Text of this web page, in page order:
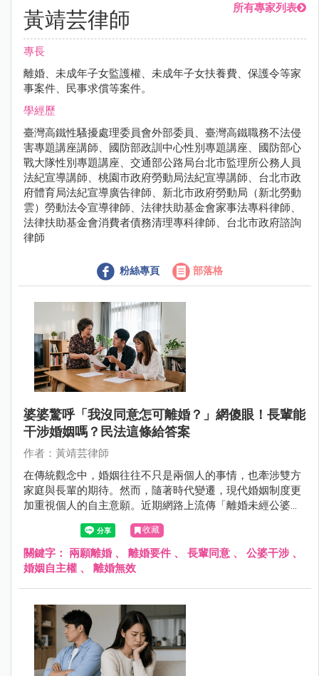
所有專家列表
黃靖芸律師
專長
離婚、未成年子女監護權、未成年子女扶養費、保護令等家
事案件、民事求償等案件。
學經歷
臺灣高鐵性騷擾處理委員會外部委員、臺灣高鐵職務不法侵
害專題講座講師、國防部政訓中心性別專題講座、國防部心
戰大隊性別專題講座、交通部公路局台北市監理所公務人員
法紀宣導講師、桃園市政府勞動局法紀宣導講師、台北市政
府體育局法紀宣導廣告律師、新北市政府勞動局（新北勞動
雲）勞動法令宣導律師、法律扶助基金會家事法專科律師、
法律扶助基金會消費者債務清理專科律師、台北市政府諮詢
律師
粉絲專頁 部落格
婆婆驚呼「我沒同意怎可離婚？」網傻眼！長輩能
干涉婚姻嗎？民法這條給答案
作者：黃靖芸律師
在傳統觀念中，婚姻往往不只是兩個人的事情，也牽涉雙方
家庭與長輩的期待。然而，隨著時代變遷，現代婚姻制度更
加重視個人的自主意願。近期網路上流傳「離婚未經公婆同
意，因此離婚無效」的討論，引發許多人關注與爭議。究竟
婚姻的成立與結束，是否真的需要經過父母或長輩同意？從
法律角度來看，婚姻關係又是如何規範呢？
收藏
關鍵字： 兩願離婚 、 離婚要件 、 長輩同意 、 公婆干涉 、
婚姻自主權 、 離婚無效